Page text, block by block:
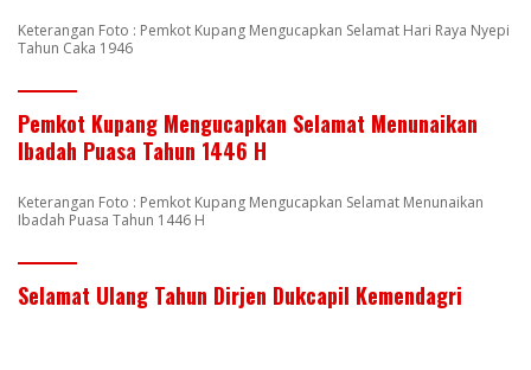
Keterangan Foto : Pemkot Kupang Mengucapkan Selamat Hari Raya Nyepi
Tahun Caka 1946
Pemkot Kupang Mengucapkan Selamat Menunaikan
Ibadah Puasa Tahun 1446 H
Keterangan Foto : Pemkot Kupang Mengucapkan Selamat Menunaikan
Ibadah Puasa Tahun 1446 H
Selamat Ulang Tahun Dirjen Dukcapil Kemendagri